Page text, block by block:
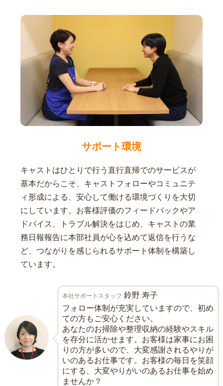
サポート環境
キャストはひとりで行う直行直帰でのサービスが
基本だからこそ、キャストフォローやコミュニテ
ィ形成による、安心して働ける環境づくりを大切
にしています。お客様評価のフィードバックやア
ドバイス、トラブル解決をはじめ、キャストの業
務日報報告に本部社員が心を込めて返信を行うな
ど、つながりを感じられるサポート体制を構築し
ています。
本社サポートスタッフ 鈴野 寿子
フォロー体制が充実していますので、初め
ての方もご安心ください。
あなたのお掃除や整理収納の経験やスキル
を存分に活かせます。お客様は家事にお困
りの方が多いので、大変感謝されるやりが
いのあるお仕事です。お客様の毎日を笑顔
にする、大変やりがいのあるお仕事を始め
ませんか？